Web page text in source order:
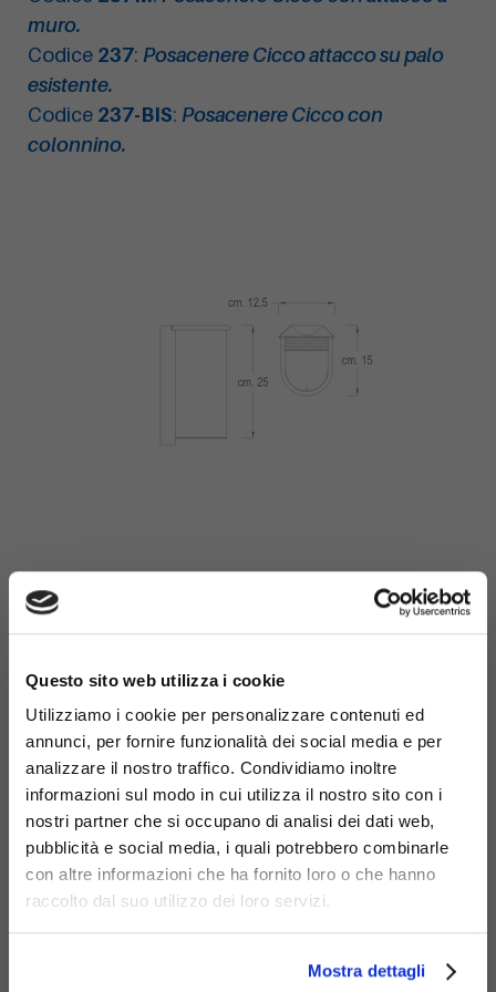
Questo sito web utilizza i cookie
Utilizziamo i cookie per personalizzare contenuti ed
annunci, per fornire funzionalità dei social media e per
analizzare il nostro traffico. Condividiamo inoltre
informazioni sul modo in cui utilizza il nostro sito con i
nostri partner che si occupano di analisi dei dati web,
pubblicità e social media, i quali potrebbero combinarle
con altre informazioni che ha fornito loro o che hanno
raccolto dal suo utilizzo dei loro servizi.
Mostra dettagli
muro.
Codice 237: Posacenere Cicco attacco su palo
esistente.
Codice 237-BIS: Posacenere Cicco con
colonnino.
Materiali
Acciaio
zincato
Acciaio inox